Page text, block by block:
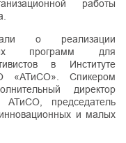
работы
о реализации
программ для
в Институте
«АТиСО». Спикером
директор
АТиСО, председатель
и малых